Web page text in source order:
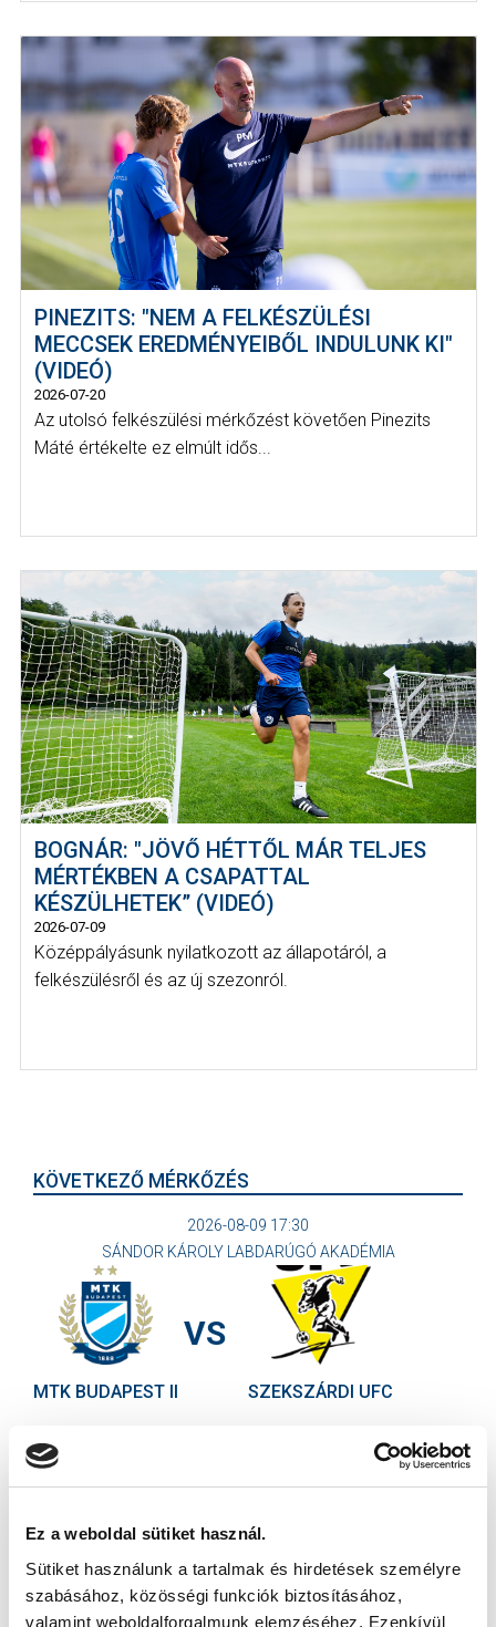
Ez a weboldal sütiket használ.
Sütiket használunk a tartalmak és hirdetések személyre
szabásához, közösségi funkciók biztosításához,
valamint weboldalforgalmunk elemzéséhez. Ezenkívül
PINEZITS: "NEM A FELKÉSZÜLÉSI
MECCSEK EREDMÉNYEIBŐL INDULUNK KI"
(VIDEÓ)
2026-07-20
Az utolsó felkészülési mérkőzést követően Pinezits
Máté értékelte ez elmúlt idős...
BOGNÁR: "JÖVŐ HÉTTŐL MÁR TELJES
MÉRTÉKBEN A CSAPATTAL
KÉSZÜLHETEK” (VIDEÓ)
2026-07-09
Középpályásunk nyilatkozott az állapotáról, a
felkészülésről és az új szezonról.
KÖVETKEZŐ MÉRKŐZÉS
2026-08-09 17:30
SÁNDOR KÁROLY LABDARÚGÓ AKADÉMIA
MTK BUDAPEST II
VS
SZEKSZÁRDI UFC
MTK BUDAPEST HÍRLEVÉL
Ne maradjon le egy eseményről sem! Iratkozzon fel ingyenes